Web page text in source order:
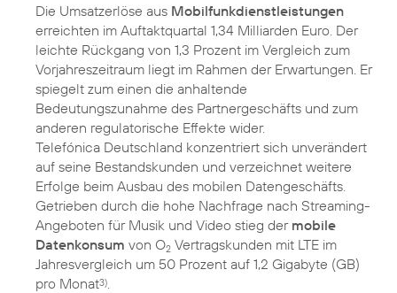
Die Umsatzerlöse aus Mobilfunkdienstleistungen
erreichten im Auftaktquartal 1,34 Milliarden Euro. Der
leichte Rückgang von 1,3 Prozent im Vergleich zum
Vorjahreszeitraum liegt im Rahmen der Erwartungen. Er
spiegelt zum einen die anhaltende
Bedeutungszunahme des Partnergeschäfts und zum
anderen regulatorische Effekte wider.
Telefónica Deutschland konzentriert sich unverändert
auf seine Bestandskunden und verzeichnet weitere
Erfolge beim Ausbau des mobilen Datengeschäfts.
Getrieben durch die hohe Nachfrage nach Streaming-
Angeboten für Musik und Video stieg der mobile
Datenkonsum von O2 Vertragskunden mit LTE im
Jahresvergleich um 50 Prozent auf 1,2 Gigabyte (GB)
pro Monat3)